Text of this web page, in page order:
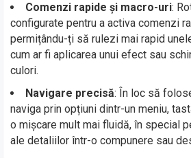
Comenzi rapide și macro-uri:
configurate pentru a activa comenzi
permițându-ți să rulezi mai rapid
cum ar fi aplicarea unui efect sau
culori.
Navigare precisă: În loc să
naviga prin opțiuni dintr-un meniu,
o mișcare mult mai fluidă, în special
ale detaliilor într-o compunere sau